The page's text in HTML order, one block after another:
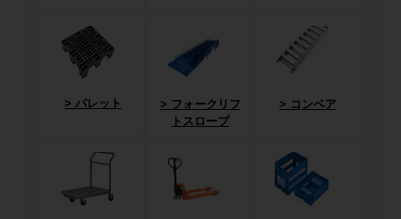
パレット
フォークリフ
トスロープ
コンベア